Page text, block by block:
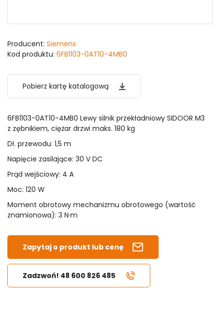
Producent: Siemens
Kod produktu: 6FB1103-0AT10-4MB0
Pobierz kartę katalogową
6FB1103-0AT10-4MB0 Lewy silnik przekładniowy SIDOOR M3
z zębnikiem, ciężar drzwi maks. 180 kg
Dł. przewodu: 1,5 m
Napięcie zasilające: 30 V DC
Prąd wejściowy: 4 A
Moc: 120 W
Moment obrotowy mechanizmu obrotowego (wartość
znamionowa): 3 N·m
Zapytaj o produkt lub cenę
Zadzwoń! 48 600 826 485